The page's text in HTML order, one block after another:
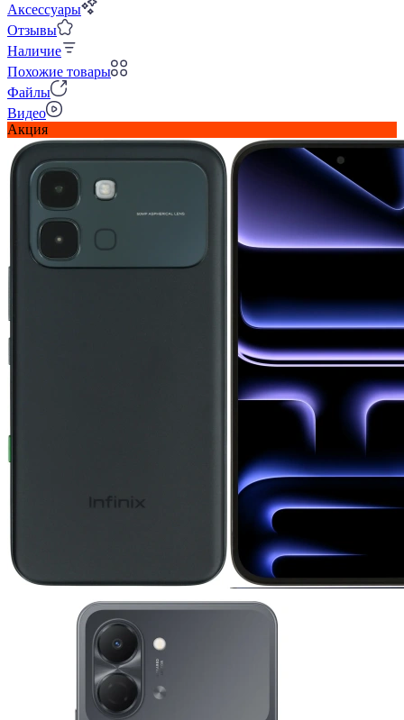
Аксессуары
Отзывы
Наличие
Похожие товары
Файлы
Видео
Акция